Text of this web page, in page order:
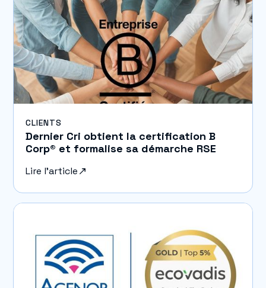
CLIENTS
Dernier Cri obtient la certification B
Corp® et formalise sa démarche RSE
Lire l'article